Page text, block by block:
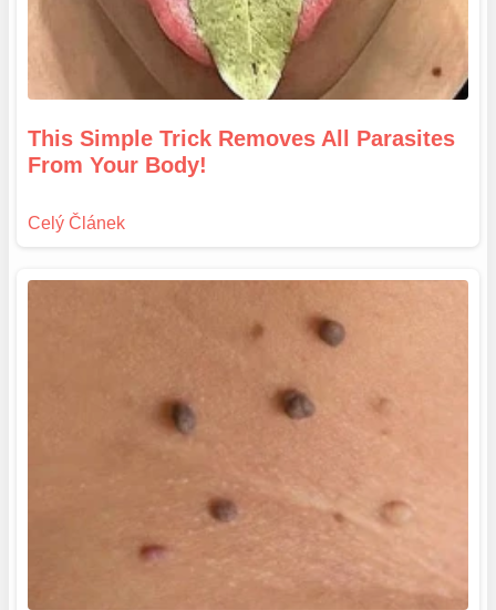
This Simple Trick Removes All Parasites
From Your Body!